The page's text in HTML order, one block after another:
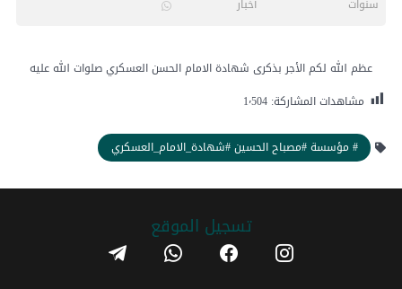
سنوات
أخبار
عظم الله لكم الأجر بذكرى شهادة الامام الحسن العسكري صلوات الله عليه
مشاهدات المشاركة: 1٬504
# مؤسسة #مصباح الحسين #شهادة_الامام_العسكري
تسجیل الموقع instagram
facebook
whatsapp
telegram